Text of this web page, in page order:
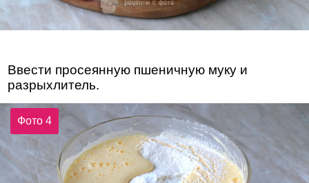
Ввести просеянную пшеничную муку и
разрыхлитель.
Фото 4